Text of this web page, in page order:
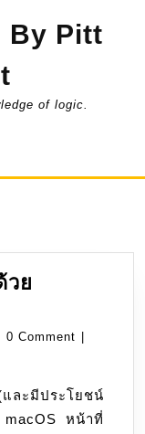
By Pitt
of logic.
วย
0 Comment
ละมีประโยชน์
หน้าที่